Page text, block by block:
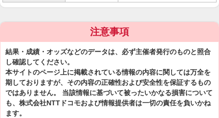
注意事項
結果・成績・オッズなどのデータは、必ず主催者発行のものと照合
し確認してください。
本サイトのページ上に掲載されている情報の内容に関しては万全を
期しておりますが、その内容の正確性および安全性を保証するもの
ではありません。 当該情報に基づいて被ったいかなる損害について
も、株式会社NTTドコモおよび情報提供者は一切の責任を負いかね
ます。